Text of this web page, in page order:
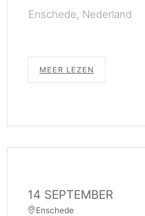
Enschede, Nederland
MEER LEZEN
14 SEPTEMBER
Enschede